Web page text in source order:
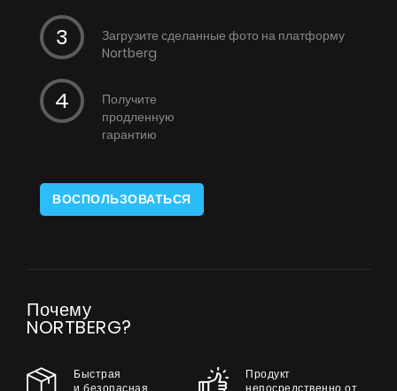
Загрузите сделанные фото на платформу
Nortberg
Получите
продленную
гарантию
ВОСПОЛЬЗОВАТЬСЯ
Почему
NORTBERG?
Быстрая
Продукт